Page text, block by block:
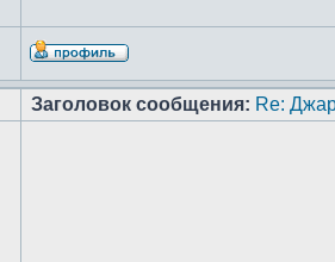
Заголовок сообщения: Re: